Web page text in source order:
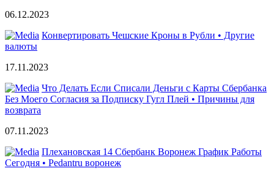
06.12.2023
Конвертировать Чешские Кроны в Рубли • Другие
валюты
17.11.2023
Что Делать Если Списали Деньги с Карты Сбербанка
Без Моего Согласия за Подписку Гугл Плей • Причины для
возврата
07.11.2023
Плехановская 14 Сбербанк Воронеж График Работы
Сегодня • Pedantru воронеж